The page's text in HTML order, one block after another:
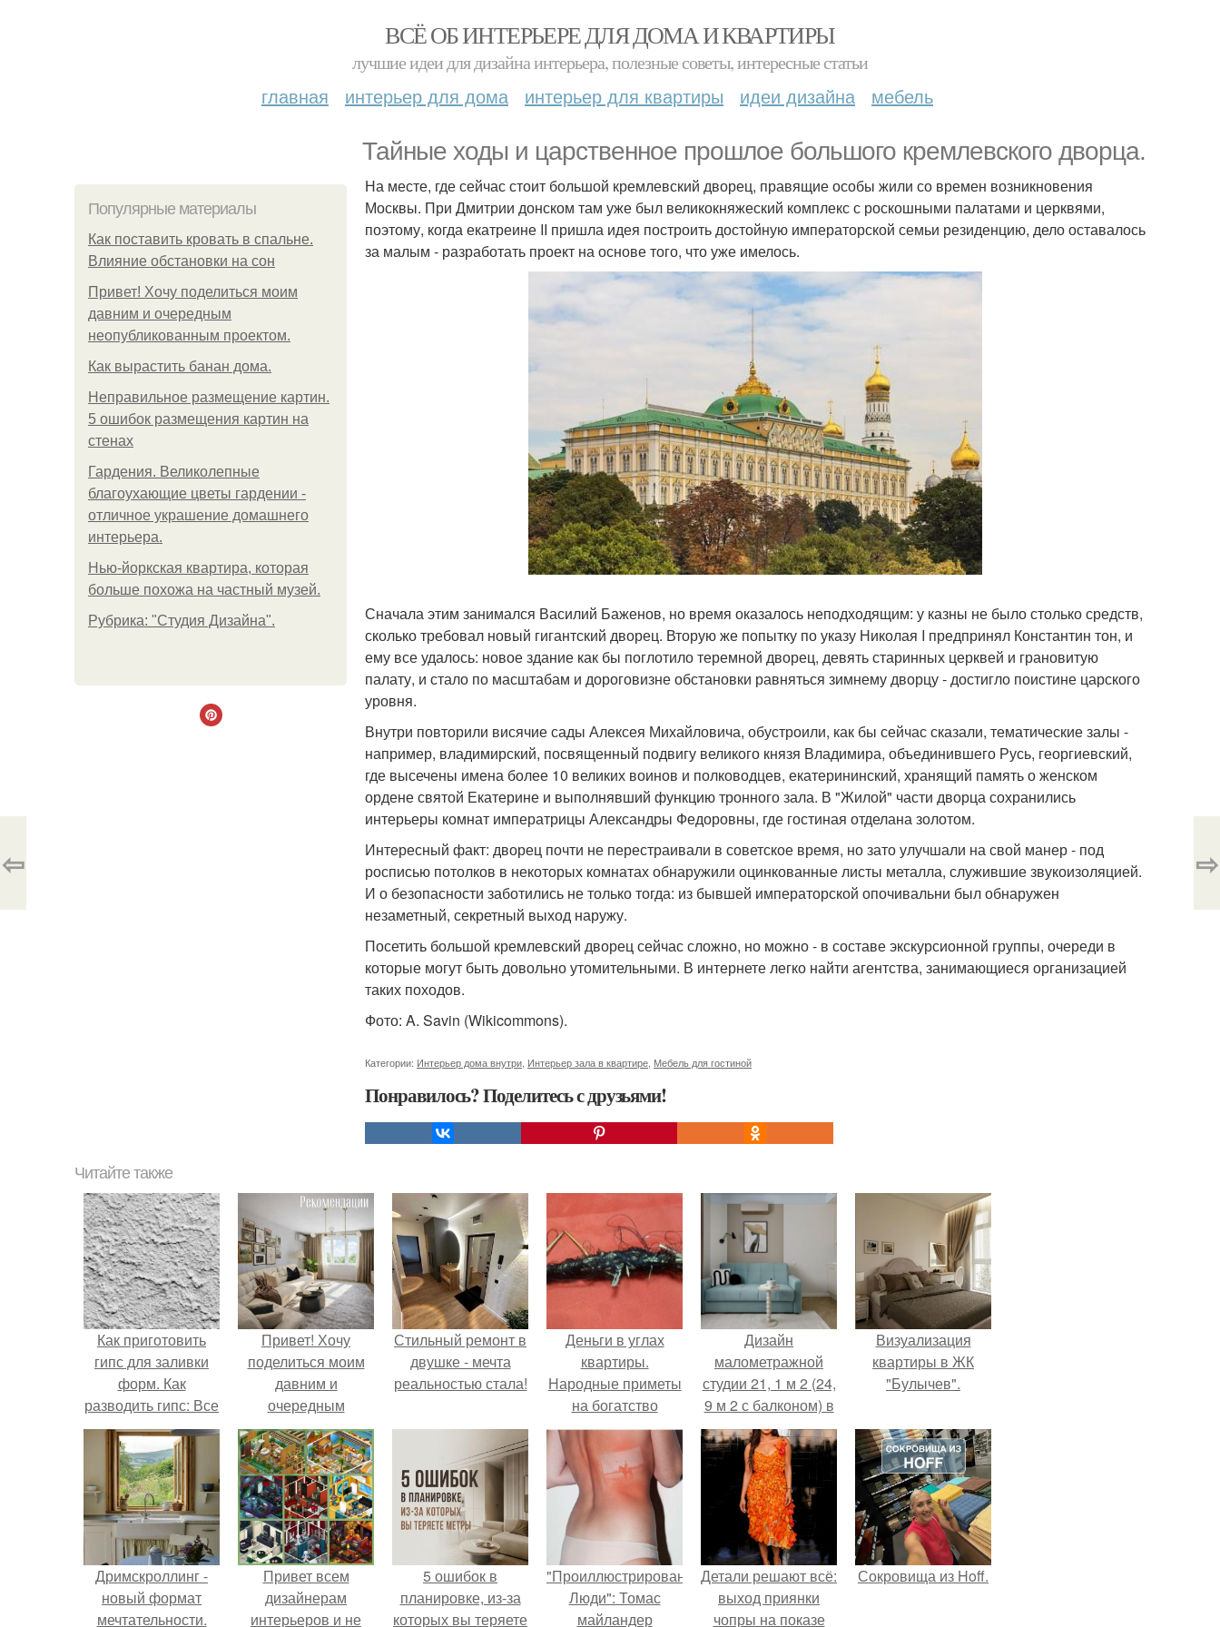
ВСЁ ОБ ИНТЕРЬЕРЕ ДЛЯ ДОМА И КВАРТИРЫ
лучшие идеи для дизайна интерьера, полезные советы, интересные статьи
главная интерьер для дома интерьер для квартиры идеи дизайна мебель
Тайные ходы и царственное прошлое большого кремлевского дворца.
Популярные материалы
Как поставить кровать в спальне.
Влияние обстановки на сон
Привет! Хочу поделиться моим
давним и очередным
неопубликованным проектом.
Как вырастить банан дома.
Неправильное размещение картин.
5 ошибок размещения картин на
стенах
Гардения. Великолепные
благоухающие цветы гардении -
отличное украшение домашнего
интерьера.
Нью-йоркская квартира, которая
больше похожа на частный музей.
Рубрика: "Студия Дизайна".
На месте, где сейчас стоит большой кремлевский дворец, правящие особы жили со времен возникновения
Москвы. При Дмитрии донском там уже был великокняжеский комплекс с роскошными палатами и церквями,
поэтому, когда екатреине II пришла идея построить достойную императорской семьи резиденцию, дело оставалось
за малым - разработать проект на основе того, что уже имелось.
Сначала этим занимался Василий Баженов, но время оказалось неподходящим: у казны не было столько средств,
сколько требовал новый гигантский дворец. Вторую же попытку по указу Николая I предпринял Константин тон, и
ему все удалось: новое здание как бы поглотило теремной дворец, девять старинных церквей и грановитую
палату, и стало по масштабам и дороговизне обстановки равняться зимнему дворцу - достигло поистине царского
уровня.
Внутри повторили висячие сады Алексея Михайловича, обустроили, как бы сейчас сказали, тематические залы -
например, владимирский, посвященный подвигу великого князя Владимира, объединившего Русь, георгиевский,
где высечены имена более 10 великих воинов и полководцев, екатерининский, хранящий память о женском
ордене святой Екатерине и выполнявший функцию тронного зала. В "Жилой" части дворца сохранились
интерьеры комнат императрицы Александры Федоровны, где гостиная отделана золотом.
Интересный факт: дворец почти не перестраивали в советское время, но зато улучшали на свой манер - под
росписью потолков в некоторых комнатах обнаружили оцинкованные листы металла, служившие звукоизоляцией.
И о безопасности заботились не только тогда: из бывшей императорской опочивальни был обнаружен
незаметный, секретный выход наружу.
Посетить большой кремлевский дворец сейчас сложно, но можно - в составе экскурсионной группы, очереди в
которые могут быть довольно утомительными. В интернете легко найти агентства, занимающиеся организацией
таких походов.
Фото: A. Savin (Wikicommons).
Категории: Интерьер дома внутри Интерьер зала в квартире Мебель для гостиной
Понравилось? Поделитесь с друзьями!
⇦ ⇨
Читайте также
Как приготовить
гипс для заливки
форм. Как
разводить гипс: Все
о приготовлении
идеального
раствора
Привет! Хочу
поделиться моим
давним и
очередным
неопубликованным
проектом.
Стильный ремонт в
двушке - мечта
реальностью стала!
Деньги в углах
квартиры.
Народные приметы
на богатство
Дизайн
малометражной
студии 21, 1 м 2 (24,
9 м 2 с балконом) в
Краснодаре.
Визуализация
квартиры в ЖК
"Булычев".
Дримскроллинг -
новый формат
мечтательности.
Привет всем
дизайнерам
интерьеров и не
5 ошибок в
планировке, из-за
которых вы теряете
"Проиллюстрированные
Люди": Томас
майландер
Детали решают всё:
выход приянки
чопры на показе
Сокровища из Hoff.